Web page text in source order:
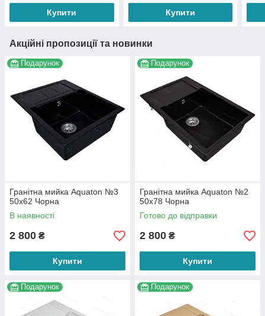
Купити Купити
Акційні пропозиції та новинки
Подарунок
Гранітна мийка Aquaton №3
50х62 Чорна
В наявності
2 800 ₴
Купити
Подарунок
Гранітна мийка Aquaton №2
50х78 Чорна
Готово до відправки
2 800 ₴
Купити
Подарунок Подарунок